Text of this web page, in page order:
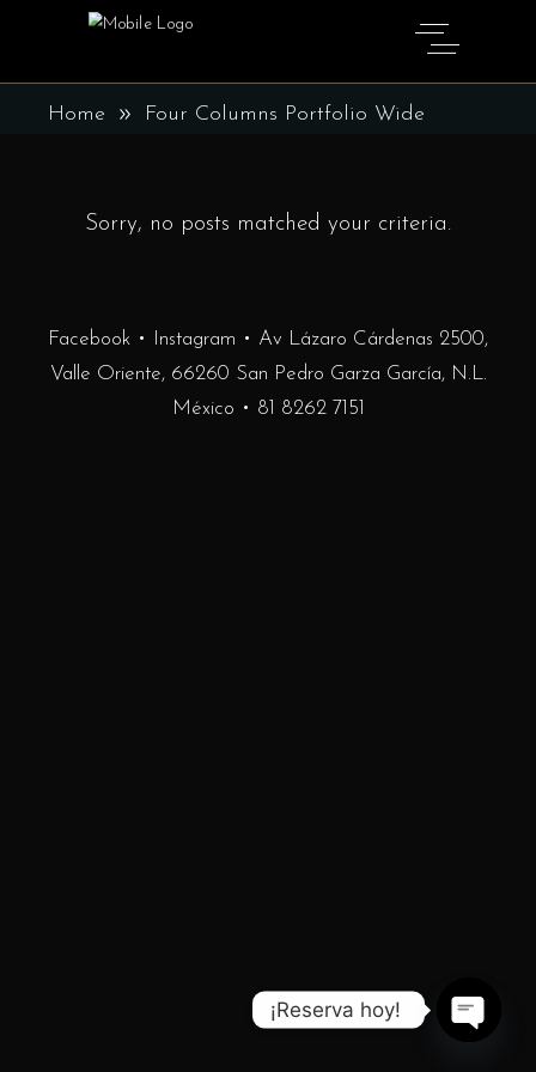
Home Four Columns Portfolio Wide
Sorry, no posts matched your criteria.
Facebook • Instagram • Av Lázaro Cárdenas 2500,
Valle Oriente, 66260 San Pedro Garza García, N.L.
México • 81 8262 7151
¡Reserva hoy!